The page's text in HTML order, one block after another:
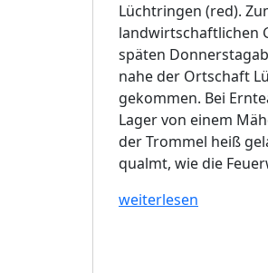
Lüchtringen (red).
landwirtschaftlichen
späten
nahe der Ortschaft
gekommen. Bei
Lager von einem
der Trommel heiß
qualmt, wie die
weiterlesen